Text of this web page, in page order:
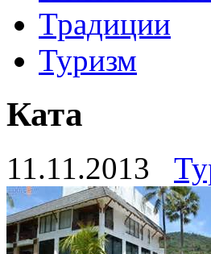
Традиции
Туризм
Ката
11.11.2013